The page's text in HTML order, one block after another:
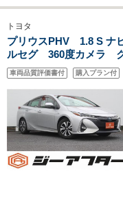
トヨタ
プリウスPHV 1.8 S
ルセグ 360度カメラ
ポットモニター
プッシュスタート
車両品質評価書付 購入プラン付